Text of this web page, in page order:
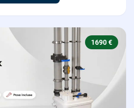
1690 €